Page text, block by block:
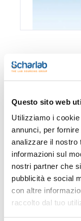
Questo sito web
Utilizziamo i
annunci, per
analizzare il nostro
informazioni sul
nostri partner che
pubblicità e social
con altre
raccolto dal tuo
Confezionamento
Stampa pagina
Caratteristiche
Capacity (ml) : 1000
Height (mm) : 310
Neck : NS 24/29
Pack (u.) : 3
Matracci tarati PMP.